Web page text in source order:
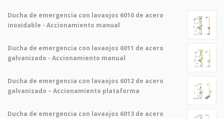
Ducha de emergencia con lavaojos 6010 de acero
inoxidable - Accionamiento manual
Ducha de emergencia con lavaojos 6011 de acero
galvanizado - Accionamiento manual
Ducha de emergencia con lavaojos 6012 de acero
galvanizado – Accionamiento plataforma
Ducha de emergencia con lavaojos 6013 de acero